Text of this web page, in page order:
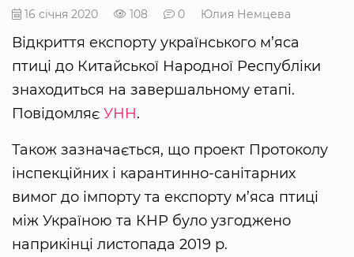
16 січня 2020 108 0 Юлия Немцева
Відкриття експорту українського м’яса
птиці до Китайської Народної Республіки
знаходиться на завершальному етапі.
Повідомляє УНН.
Також зазначається, що проект Протоколу
інспекційних і карантинно-санітарних
вимог до імпорту та експорту м’яса птиці
між Україною та КНР було узгоджено
наприкінці листопада 2019 р.